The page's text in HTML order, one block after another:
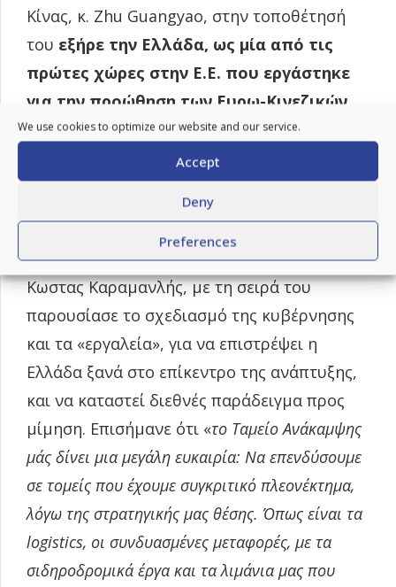
We use cookies to optimize our website and our service.
Accept
Deny
Preferences
Κίνας, κ. Zhu Guangyao, στην τοποθέτησή
του εξήρε την Ελλάδα, ως μία από τις
πρώτες χώρες στην Ε.Ε. που εργάστηκε
για την προώθηση των Ευρω-Κινεζικών
σχέσεων ήδη από τα τέλη της δεκαετίας
. Ενώ, έκανε λόγω για τις μεγάλες
προοπτικές ανάπτυξης μεταξύ των δύο
χωρών την επόμενη δεκαετία.
Ο Υπουργός Υποδομών & Μεταφορών, κ.
Κωστας Καραμανλής, με τη σειρά του
παρουσίασε το σχεδιασμό της κυβέρνησης
και τα «εργαλεία», για να επιστρέψει η
Ελλάδα ξανά στο επίκεντρο της ανάπτυξης,
και να καταστεί διεθνές παράδειγμα προς
μίμηση. Επισήμανε ότι «το Ταμείο Ανάκαμψης
μάς δίνει μια μεγάλη ευκαιρία: Να επενδύσουμε
σε τομείς που έχουμε συγκριτικό πλεονέκτημα,
λόγω της στρατηγικής μας θέσης. Όπως είναι τα
logistics, οι συνδυασμένες μεταφορές, με τα
σιδηροδρομικά έργα και τα λιμάνια μας που